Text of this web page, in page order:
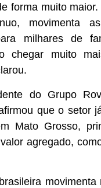
forma muito
movimenta
milhares de
chegar muito
do Grupo
que o setor
Mato Grosso,
agregado,